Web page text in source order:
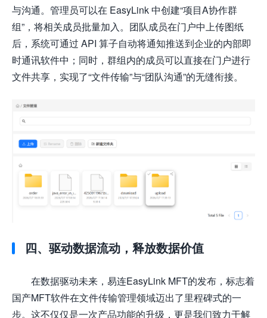
与沟通。管理员可以在 EasyLink 中创建“项目A协作群
组”，将相关成员批量加入。团队成员在门户中上传图纸
后，系统可通过 API 算子自动将通知推送到企业的内部即
时通讯软件中；同时，群组内的成员可以直接在门户进行
文件共享，实现了“文件传输”与“团队沟通”的无缝衔接。
四、驱动数据流动，释放数据价值
在数据驱动未来，易连EasyLink MFT的发布，标志着
国产MFT软件在文件传输管理领域迈出了里程碑式的一
步。这不仅仅是一次产品功能的升级，更是我们致力于解